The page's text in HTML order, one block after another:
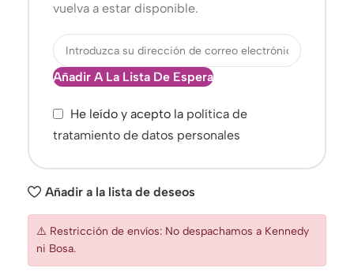
vuelva a estar disponible.
Añadir A La Lista De Espera
He leído y acepto la política de
tratamiento de datos personales
Añadir a la lista de deseos
⚠️ Restricción de envíos: No despachamos a Kennedy
ni Bosa.